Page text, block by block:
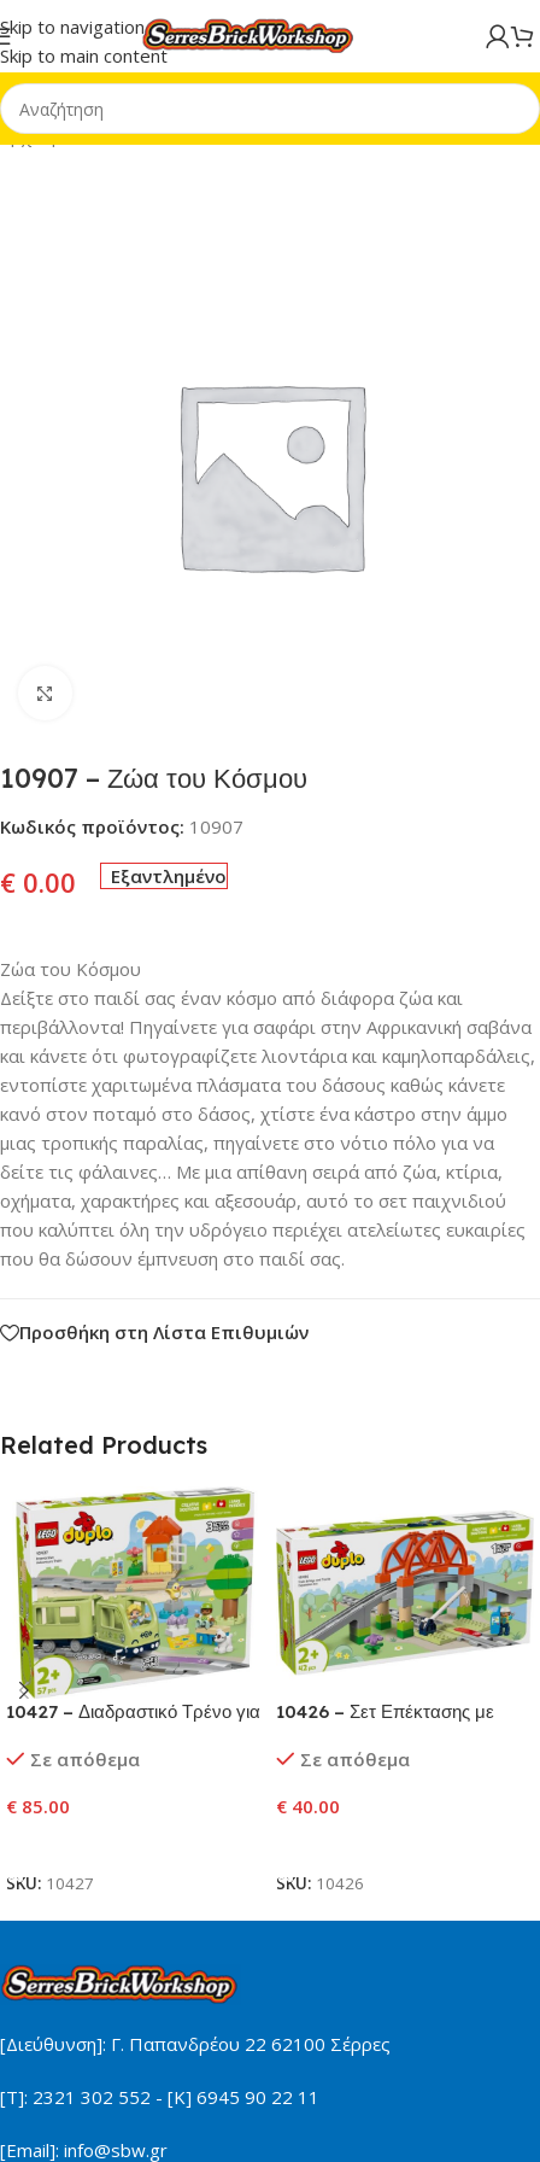
Skip to navigation
Skip to main content
Αρχική σελίδα/LEGO® DUPLO®
10907 – Ζώα του Κόσμου
Κωδικός προϊόντος: 10907
€ 0.00 Εξαντλημένο
Ζώα του Κόσμου
Δείξτε στο παιδί σας έναν κόσμο από διάφορα ζώα και
περιβάλλοντα! Πηγαίνετε για σαφάρι στην Αφρικανική σαβάνα
και κάνετε ότι φωτογραφίζετε λιοντάρια και καμηλοπαρδάλεις,
εντοπίστε χαριτωμένα πλάσματα του δάσους καθώς κάνετε
κανό στον ποταμό στο δάσος, χτίστε ένα κάστρο στην άμμο
μιας τροπικής παραλίας, πηγαίνετε στο νότιο πόλο για να
δείτε τις φάλαινες… Με μια απίθανη σειρά από ζώα, κτίρια,
οχήματα, χαρακτήρες και αξεσουάρ, αυτό το σετ παιχνιδιού
που καλύπτει όλη την υδρόγειο περιέχει ατελείωτες ευκαιρίες
που θα δώσουν έμπνευση στο παιδί σας.
Προσθήκη στη Λίστα Επιθυμιών
Related Products
10427 – Διαδραστικό Τρένο για
Σε απόθεμα
€ 85.00
SKU: 10427
10426 – Σετ Επέκτασης με
Σε απόθεμα
€ 40.00
SKU: 10426
[Διεύθυνση]: Γ. Παπανδρέου 22 62100 Σέρρες
[Τ]: 2321 302 552 - [Κ] 6945 90 22 11
[Email]: info@sbw.gr